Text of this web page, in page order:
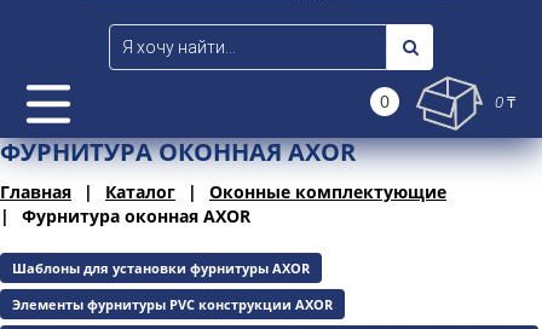
0 0 ₸
ФУРНИТУРА ОКОННАЯ AXOR
Главная Каталог
Оконные комплектующие
Фурнитура оконная AXOR
Шаблоны для установки фурнитуры AXOR
Элементы фурнитуры PVC конструкции AXOR